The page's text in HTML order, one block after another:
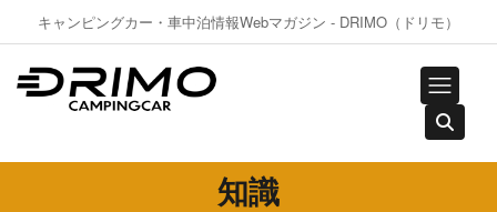
キャンピングカー・車中泊情報Webマガジン - DRIMO（ドリモ）
知識